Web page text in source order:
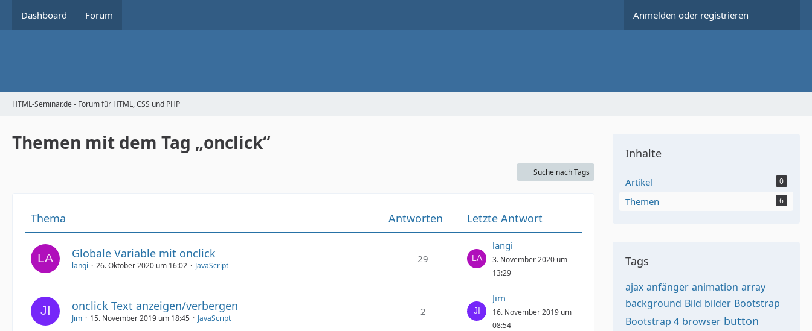
Dashboard Forum Anmelden oder registrieren
HTML-Seminar.de - Forum für HTML, CSS und PHP
Themen mit dem Tag „onclick“
Suche nach Tags
Thema Antworten Letzte Antwort
Globale Variable mit onclick
langi 26. Oktober 2020 um 16:02 JavaScript
29
langi
3. November 2020 um
13:29
onclick Text anzeigen/verbergen
Jim 15. November 2019 um 18:45 JavaScript
2
Jim
16. November 2019 um
08:54
Inhalte
Artikel 0
Themen 6
Tags
ajax anfänger animation array
background Bild bilder Bootstrap
Bootstrap 4 browser button